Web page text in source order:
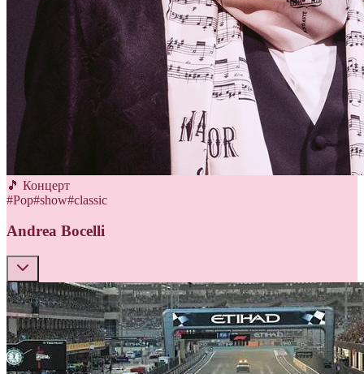
🎵 Концерт
#Pop#show#classic
Andrea Bocelli